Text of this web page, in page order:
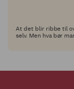
At det blir ribbe til
selv. Men hva bør